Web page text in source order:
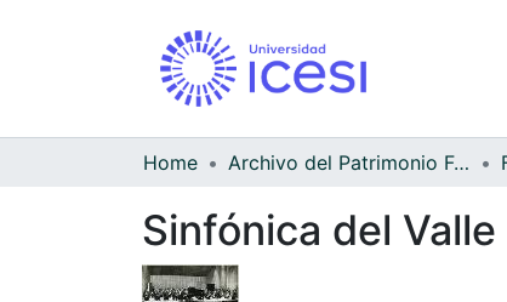
Home Archivo del Patrimonio Fotográfico y Fílmico del Valle del Cauca
Sinfónica del Valle